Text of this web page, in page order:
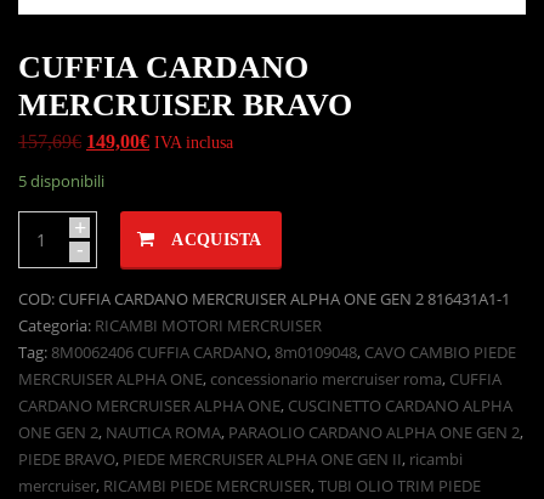
CUFFIA CARDANO
MERCRUISER BRAVO
157,69€ 149,00€ IVA inclusa
5 disponibili
+
- ACQUISTA
COD:CUFFIA CARDANO MERCRUISER ALPHA ONE GEN 2 816431A1-1
Categoria: RICAMBI MOTORI MERCRUISER
Tag:8M0062406 CUFFIA CARDANO,8m0109048, CAVO CAMBIO PIEDE
MERCRUISER ALPHA ONE, concessionario mercruiser roma, CUFFIA
CARDANO MERCRUISER ALPHA ONE, CUSCINETTO CARDANO ALPHA
ONE GEN 2, NAUTICA ROMA, PARAOLIO CARDANO ALPHA ONE GEN 2,
PIEDE BRAVO, PIEDE MERCRUISER ALPHA ONE GEN II, ricambi
mercruiser, RICAMBI PIEDE MERCRUISER,TUBI OLIO TRIM PIEDE